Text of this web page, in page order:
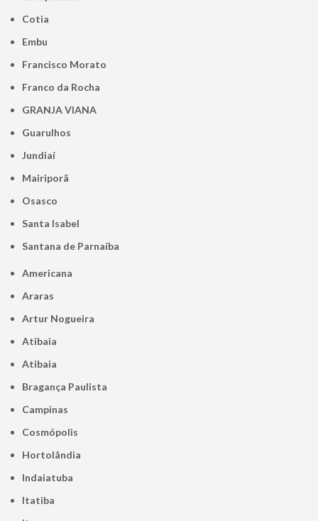
Cotia
Embu
Francisco Morato
Franco da Rocha
GRANJA VIANA
Guarulhos
Jundiaí
Mairiporã
Osasco
Santa Isabel
Santana de Parnaíba
Americana
Araras
Artur Nogueira
Atibaia
Atibaia
Bragança Paulista
Campinas
Cosmópolis
Hortolândia
Indaiatuba
Itatiba